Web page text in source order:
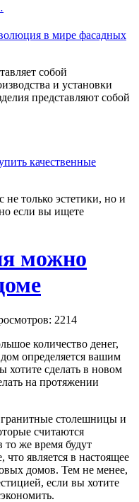
собой
и установки
представляют собой
только эстетики, но и
если вы ищете
можно
2214
количество денег,
определяется вашим
хотите сделать в новом
на протяжении
столешницы и
считаются
же время будут
является в настоящее
домов. Тем не менее,
если вы хотите